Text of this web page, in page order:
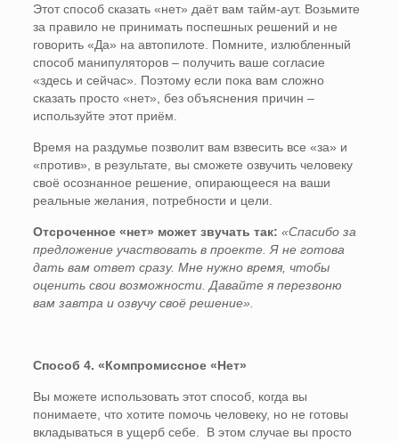
Этот способ сказать «нет» даёт вам тайм-аут. Возьмите
за правило не принимать поспешных решений и не
говорить «Да» на автопилоте. Помните, излюбленный
способ манипуляторов – получить ваше согласие
«здесь и сейчас». Поэтому если пока вам сложно
сказать просто «нет», без объяснения причин –
используйте этот приём.
Время на раздумье позволит вам взвесить все «за» и
«против», в результате, вы сможете озвучить человеку
своё осознанное решение, опирающееся на ваши
реальные желания, потребности и цели.
Отсроченное «нет» может звучать так: «Спасибо за
предложение участвовать в проекте. Я не готова
дать вам ответ сразу. Мне нужно время, чтобы
оценить свои возможности. Давайте я перезвоню
вам завтра и озвучу своё решение».
Способ 4. «Компромиссное «Нет»
Вы можете использовать этот способ, когда вы
понимаете, что хотите помочь человеку, но не готовы
вкладываться в ущерб себе. В этом случае вы просто